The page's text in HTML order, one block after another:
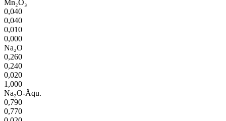
Mn₂O₃
0,040
0,040
0,010
0,000
Na₂O
0,260
0,240
0,020
1,000
Na₂O-Äqu.
0,790
0,770